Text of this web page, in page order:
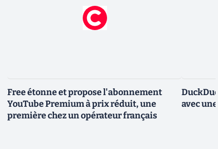
Free étonne et propose l'abonnement
YouTube Premium à prix réduit, une
première chez un opérateur français
avec